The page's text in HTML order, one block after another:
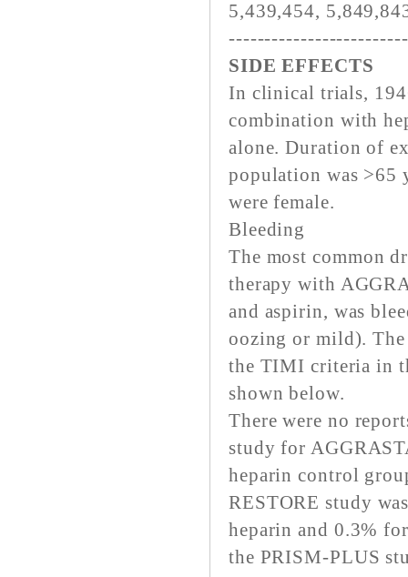
5,439,454,
SIDE EFFECTS
In clinical trials,
combination with
alone. Duration of
population was >65
were female.
Bleeding
The most common
therapy with
and aspirin, was
oozing or mild).
the TIMI criteria in
shown below.
There were no
study for
heparin control
RESTORE study
heparin and 0.3%
the PRISM-PLUS